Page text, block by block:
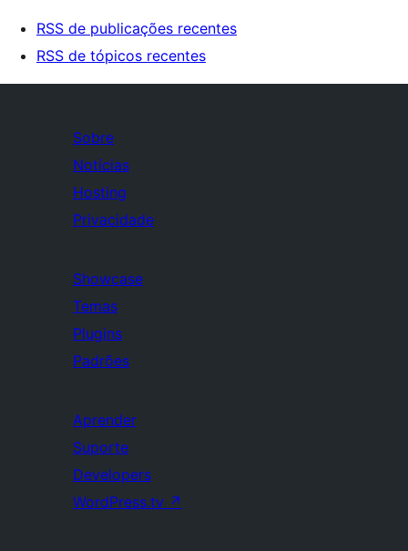
RSS de publicações recentes
RSS de tópicos recentes
Sobre
Notícias
Hosting
Privacidade
Showcase
Temas
Plugins
Padrões
Aprender
Suporte
Developers
WordPress.tv ↗